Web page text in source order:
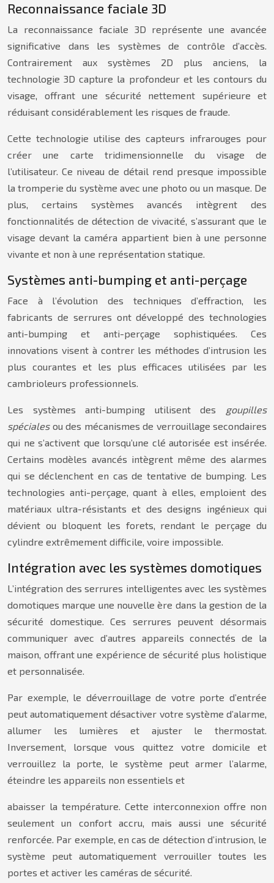
Reconnaissance faciale 3D
La reconnaissance faciale 3D représente une avancée
significative dans les systèmes de contrôle d’accès.
Contrairement aux systèmes 2D plus anciens, la
technologie 3D capture la profondeur et les contours du
visage, offrant une sécurité nettement supérieure et
réduisant considérablement les risques de fraude.
Cette technologie utilise des capteurs infrarouges pour
créer une carte tridimensionnelle du visage de
l’utilisateur. Ce niveau de détail rend presque impossible
la tromperie du système avec une photo ou un masque. De
plus, certains systèmes avancés intègrent des
fonctionnalités de détection de vivacité, s’assurant que le
visage devant la caméra appartient bien à une personne
vivante et non à une représentation statique.
Systèmes anti-bumping et anti-perçage
Face à l’évolution des techniques d’effraction, les
fabricants de serrures ont développé des technologies
anti-bumping et anti-perçage sophistiquées. Ces
innovations visent à contrer les méthodes d’intrusion les
plus courantes et les plus efficaces utilisées par les
cambrioleurs professionnels.
Les systèmes anti-bumping utilisent des
goupilles
spéciales ou des mécanismes de verrouillage secondaires
qui ne s’activent que lorsqu’une clé autorisée est insérée.
Certains modèles avancés intègrent même des alarmes
qui se déclenchent en cas de tentative de bumping. Les
technologies anti-perçage, quant à elles, emploient des
matériaux ultra-résistants et des designs ingénieux qui
dévient ou bloquent les forets, rendant le perçage du
cylindre extrêmement difficile, voire impossible.
Intégration avec les systèmes domotiques
L’intégration des serrures intelligentes avec les systèmes
domotiques marque une nouvelle ère dans la gestion de la
sécurité domestique. Ces serrures peuvent désormais
communiquer avec d’autres appareils connectés de la
maison, offrant une expérience de sécurité plus holistique
et personnalisée.
Par exemple, le déverrouillage de votre porte d’entrée
peut automatiquement désactiver votre système d’alarme,
allumer les lumières et ajuster le thermostat.
Inversement, lorsque vous quittez votre domicile et
verrouillez la porte, le système peut armer l’alarme,
éteindre les appareils non essentiels et
abaisser la température. Cette interconnexion offre non
seulement un confort accru, mais aussi une sécurité
renforcée. Par exemple, en cas de détection d’intrusion, le
système peut automatiquement verrouiller toutes les
portes et activer les caméras de sécurité.